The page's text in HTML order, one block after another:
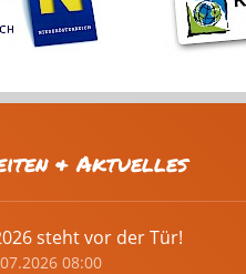
& Aktuelles
steht vor der Tür!
08:00